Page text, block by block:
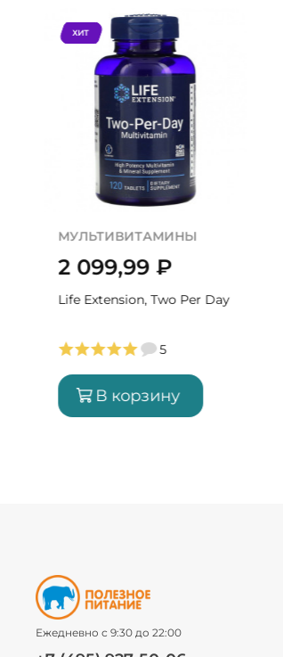
ХИТ
МУЛЬТИВИТАМИНЫ
2 099,99₽
Life Extension, Two Per Day
5
В корзину
Ежедневно с 9:30 до 22:00